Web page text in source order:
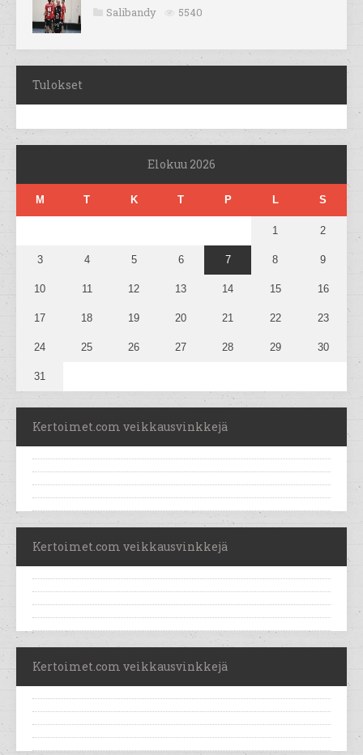
Salibandy 5540
Tulokset
Elokuu 2026
M T K T P L S
1 2
3 4 5 6 7 8 9
10 11 12 13 14 15 16
17 18 19 20 21 22 23
24 25 26 27 28 29 30
31
Kertoimet.com veikkausvinkkejä
Kertoimet.com veikkausvinkkejä
Kertoimet.com veikkausvinkkejä